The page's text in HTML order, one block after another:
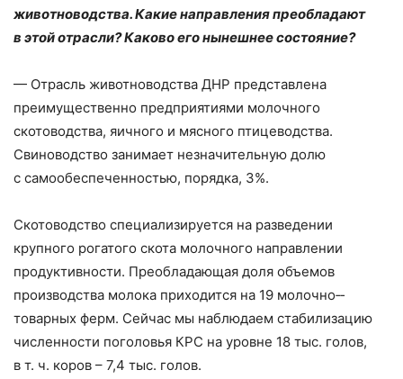
животноводства. Какие направления преобладают
в этой отрасли? Каково его нынешнее состояние?
— Отрасль животноводства ДНР представлена
преимущественно предприятиями молочного
скотоводства, яичного и мясного птицеводства.
Свиноводство занимает незначительную долю
с самообеспеченностью, порядка, 3%.
Скотоводство специализируется на разведении
крупного рогатого скота молочного направлении
продуктивности. Преобладающая доля объемов
производства молока приходится на 19 молочно‑­
товарных ферм. Сейчас мы наблюдаем стабилизацию
численности поголовья КРС на уровне 18 тыс. голов,
в т. ч. коров – ​7,4 тыс. голов.